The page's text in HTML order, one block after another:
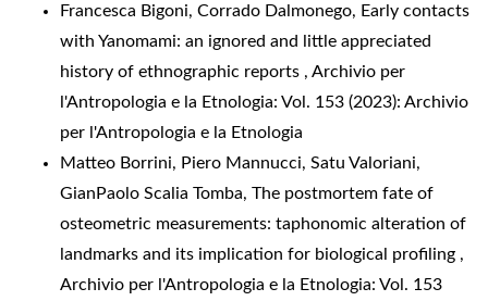
Francesca Bigoni, Corrado Dalmonego, Early contacts
with Yanomami: an ignored and little appreciated
history of ethnographic reports , Archivio per
l'Antropologia e la Etnologia: Vol. 153 (2023): Archivio
per l'Antropologia e la Etnologia
Matteo Borrini, Piero Mannucci, Satu Valoriani,
GianPaolo Scalia Tomba, The postmortem fate of
osteometric measurements: taphonomic alteration of
landmarks and its implication for biological profiling ,
Archivio per l'Antropologia e la Etnologia: Vol. 153